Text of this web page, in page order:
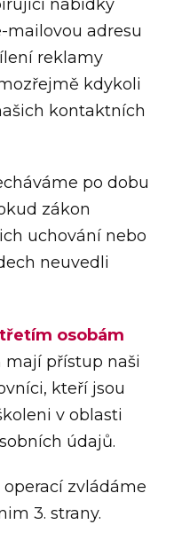
nabídky
mailovou adresu
reklamy
kdykoli
kontaktních
po dobu
zákon
uchování nebo
neuvedli
osobám
přístup naši
kteří jsou
v oblasti
údajů.
zvládáme
3. strany.